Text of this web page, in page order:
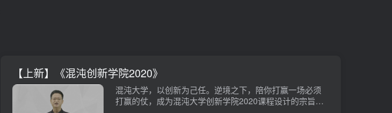
【上新】《混沌创新学院2020》
混沌大学，以创新为己任。逆境之下，陪你打赢一场必须
打赢的仗，成为混沌大学创新学院2020课程设计的宗旨。